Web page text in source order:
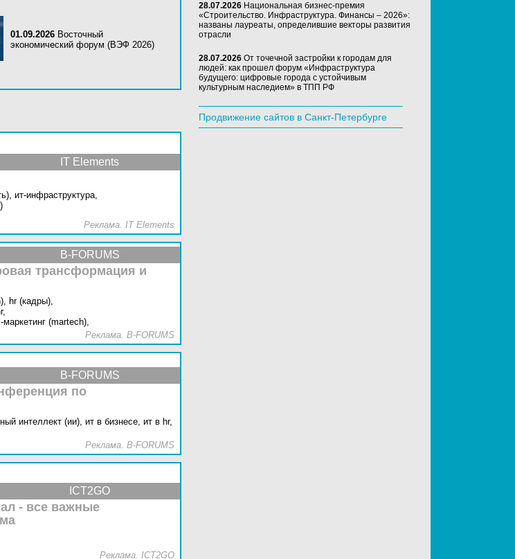
01.09.2026 Восточный
экономический форум (ВЭФ 2026)
IT Elements
ит-инфраструктура,
Реклама. IT Elements
B-FORUMS
трансформация и
hr (кадры),
маркетинг (martech),
Реклама. B-FORUMS
B-FORUMS
по
интеллект (ии), ит в бизнесе, ит в hr,
Реклама. B-FORUMS
ICT2GO
- все важные
Реклама. ICT2GO
28.07.2026 Национальная бизнес-премия
«Строительство. Инфраструктура. Финансы – 2026»:
названы лауреаты, определившие векторы развития
отрасли
28.07.2026 От точечной застройки к городам для
людей: как прошел форум «Инфраструктура
будущего: цифровые города с устойчивым
культурным наследием» в ТПП РФ
Продвижение сайтов в Санкт-Петербурге